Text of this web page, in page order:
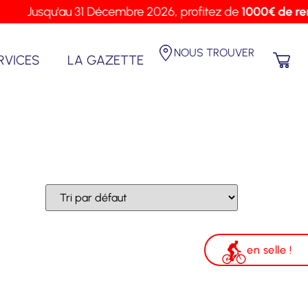
Jusqu'au 31 Décembre 2026, profitez de1000€ de
en selle !
LA GAZETTE NOUS TROUVER